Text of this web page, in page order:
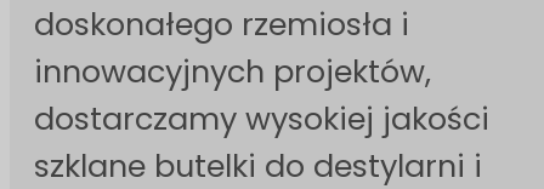
doskonałego rzemiosła i
innowacyjnych projektów,
dostarczamy wysokiej jakości
szklane butelki do destylarni i